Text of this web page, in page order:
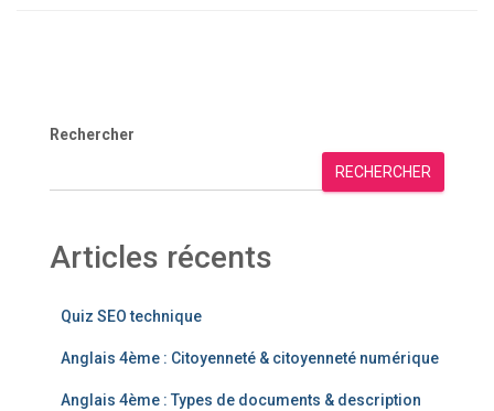
Rechercher
RECHERCHER
Articles récents
Quiz SEO technique
Anglais 4ème : Citoyenneté & citoyenneté numérique
Anglais 4ème : Types de documents & description